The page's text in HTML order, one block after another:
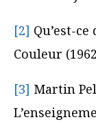
[2] Qu’est-
Couleur
[3] Martin